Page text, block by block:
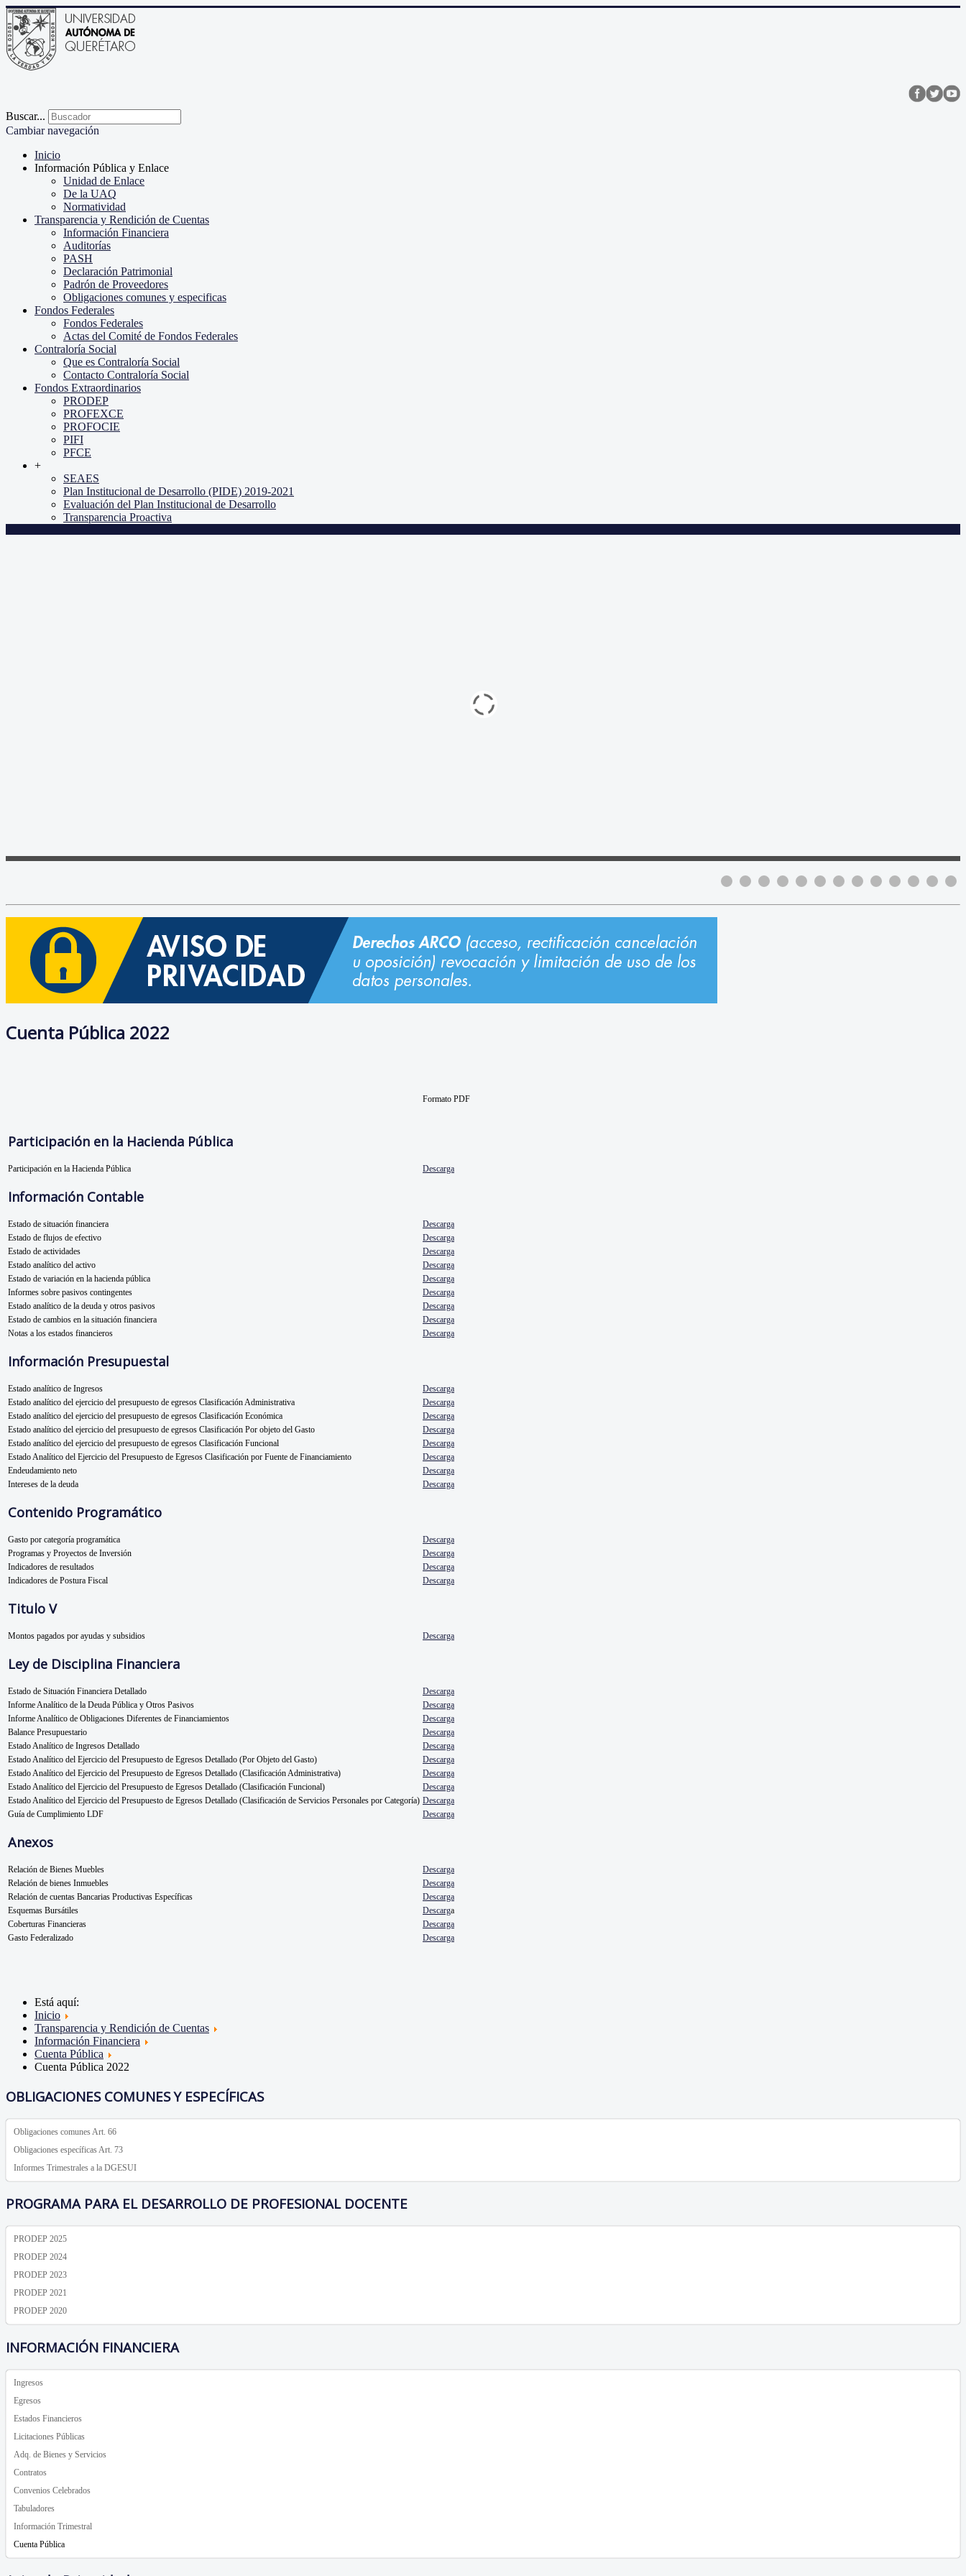
Buscar...
Cambiar navegación
Inicio
Información Pública y Enlace
Unidad de Enlace
De la UAQ
Normatividad
Transparencia y Rendición de Cuentas
Información Financiera
Auditorías
PASH
Declaración Patrimonial
Padrón de Proveedores
Obligaciones comunes y especificas
Fondos Federales
Fondos Federales
Actas del Comité de Fondos Federales
Contraloría Social
Que es Contraloría Social
Contacto Contraloría Social
Fondos Extraordinarios
PRODEP
PROFEXCE
PROFOCIE
PIFI
PFCE
+
SEAES
Plan Institucional de Desarrollo (PIDE) 2019-2021
Evaluación del Plan Institucional de Desarrollo
Transparencia Proactiva
Cuenta Pública 2022
Formato PDF
Participación en la Hacienda Pública
Participación en la Hacienda Pública Descarga
Información Contable
Estado de situación financiera
Descarga
Estado de flujos de efectivo
Descarga
Estado de actividades
Descarga
Estado analítico del activo
Descarga
Estado de variación en la hacienda pública
Descarga
Informes sobre pasivos contingentes
Descarga
Estado analítico de la deuda y otros pasivos
Descarga
Estado de cambios en la situación financiera
Descarga
Notas a los estados financieros
Descarga
Información Presupuestal
Estado analítico de Ingresos
Descarga
Estado analítico del ejercicio del presupuesto de egresos Clasificación Administrativa
Descarga
Estado analítico del ejercicio del presupuesto de egresos Clasificación Económica
Descarga
Estado analítico del ejercicio del presupuesto de egresos Clasificación Por objeto del Gasto
Descarga
Estado analítico del ejercicio del presupuesto de egresos Clasificación Funcional
Descarga
Estado Analítico del Ejercicio del Presupuesto de Egresos Clasificación por Fuente de Financiamiento
Descarga
Endeudamiento neto
Descarga
Intereses de la deuda
Descarga
Contenido Programático
Gasto por categoría programática
Descarga
Programas y Proyectos de Inversión
Descarga
Indicadores de resultados
Descarga
Indicadores de Postura Fiscal
Descarga
Titulo V
Montos pagados por ayudas y subsidios Descarga
Ley de Disciplina Financiera
Estado de Situación Financiera Detallado
Descarga
Informe Analítico de la Deuda Pública y Otros Pasivos
Descarga
Informe Analítico de Obligaciones Diferentes de Financiamientos
Descarga
Balance Presupuestario
Descarga
Estado Analítico de Ingresos Detallado
Descarga
Estado Analítico del Ejercicio del Presupuesto de Egresos Detallado (Por Objeto del Gasto)
Descarga
Estado Analítico del Ejercicio del Presupuesto de Egresos Detallado (Clasificación Administrativa)
Descarga
Estado Analítico del Ejercicio del Presupuesto de Egresos Detallado (Clasificación Funcional)
Descarga
Estado Analítico del Ejercicio del Presupuesto de Egresos Detallado (Clasificación de Servicios Personales por Categoría) Descarga
Guía de Cumplimiento LDF
Descarga
Anexos
Relación de Bienes Muebles
Descarga
Relación de bienes Inmuebles
Descarga
Relación de cuentas Bancarias Productivas Específicas
Descarga
Esquemas Bursátiles
Descarga
Coberturas Financieras
Descarga
Gasto Federalizado
Descarga
Está aquí:
Inicio
Transparencia y Rendición de Cuentas
Información Financiera
Cuenta Pública
Cuenta Pública 2022
OBLIGACIONES COMUNES Y ESPECÍFICAS
Obligaciones comunes Art. 66
Obligaciones específicas Art. 73
Informes Trimestrales a la DGESUI
PROGRAMA PARA EL DESARROLLO DE PROFESIONAL DOCENTE
PRODEP 2025
PRODEP 2024
PRODEP 2023
PRODEP 2021
PRODEP 2020
INFORMACIÓN FINANCIERA
Ingresos
Egresos
Estados Financieros
Licitaciones Públicas
Adq. de Bienes y Servicios
Contratos
Convenios Celebrados
Tabuladores
Información Trimestral
Cuenta Pública